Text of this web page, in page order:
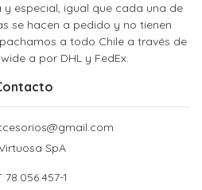
y especial, igual que cada una de
se hacen a pedido y no tienen
a todo Chile a través de
a por DHL y FedEx.
SpA
78.056.457-1